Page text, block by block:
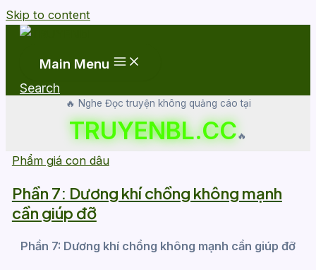
Skip to content
Main Menu
Search
🔥 Nghe Đọc truyện không quảng cáo tại
TRUYENBL.CC🔥
Phẩm giá con dâu
Phần 7: Dương khí chồng không mạnh
cần giúp đỡ
Phần 7: Dương khí chồng không mạnh cần giúp đỡ